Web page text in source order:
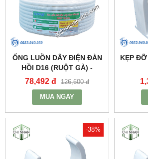
ỐNG LUỒN DÂY ĐIỆN ĐÀN
HỒI D16 (RUỘT GÀ) -
A9016CT - MPE
78,492 đ 126,600 đ
MUA NGAY
KẸP
-38%